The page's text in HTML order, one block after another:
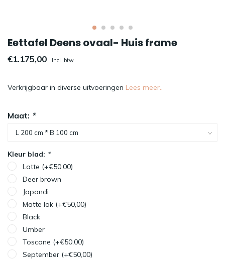
Eettafel Deens ovaal- Huis frame
€1.175,00 Incl. btw
Verkrijgbaar in diverse uitvoeringen Lees meer..
Maat: *
Kleur blad: *
Latte (+€50,00)
Deer brown
Japandi
Matte lak (+€50,00)
Black
Umber
Toscane (+€50,00)
September (+€50,00)